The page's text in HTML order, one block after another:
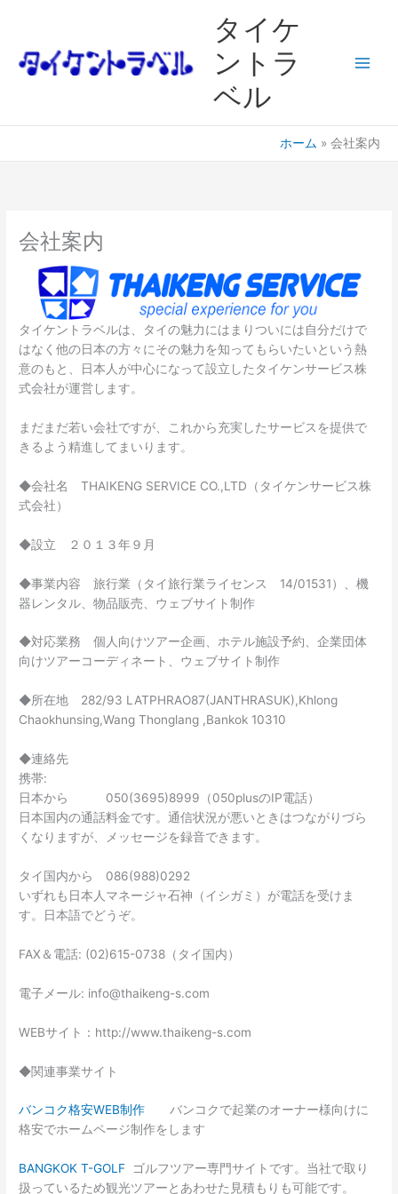
プ
タイケ
ントラ
ベル
ホーム 会社案内
会社案内
タイケントラベルは、タイの魅力にはまりついには自分だけで
はなく他の日本の方々にその魅力を知ってもらいたいという熱
意のもと、日本人が中心になって設立したタイケンサービス株
式会社が運営します。
まだまだ若い会社ですが、これから充実したサービスを提供で
きるよう精進してまいります。
◆会社名 THAIKENG SERVICE CO.,LTD（タイケンサービス株
式会社）
◆設立 ２０１３年９月
◆事業内容 旅行業（タイ旅行業ライセンス 14/01531）、機
器レンタル、物品販売、ウェブサイト制作
◆対応業務 個人向けツアー企画、ホテル施設予約、企業団体
向けツアーコーディネート、ウェブサイト制作
◆所在地 282/93 LATPHRAO87(JANTHRASUK),Khlong
Chaokhunsing,Wang Thonglang ,Bankok 10310
◆連絡先
携帯:
日本から 050(3695)8999（050plusのIP電話）
日本国内の通話料金です。通信状況が悪いときはつながりづら
くなりますが、メッセージを録音できます。
タイ国内から 086(988)0292
いずれも日本人マネージャ石神（イシガミ）が電話を受けま
す。日本語でどうぞ。
FAX＆電話: (02)615-0738（タイ国内）
電子メール: info@thaikeng-s.com
WEBサイト：http://www.thaikeng-s.com
◆関連事業サイト
バンコク格安WEB制作 バンコクで起業のオーナー様向けに
格安でホームページ制作をします
BANGKOK T-GOLF
ゴルフツアー専門サイトです。当社で取り
扱っているため観光ツアーとあわせた見積もりも可能です。